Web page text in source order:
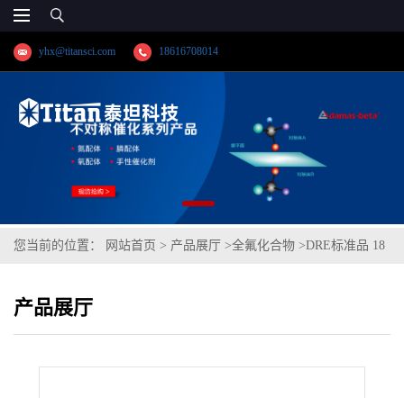
yhx@titansci.com 18616708014
您当前的位置： 网站首页 > 产品展厅 >全氟化合物 >DRE标准品 18
混合物) CAS号：多组分（泰坦现货供应）
产品展厅